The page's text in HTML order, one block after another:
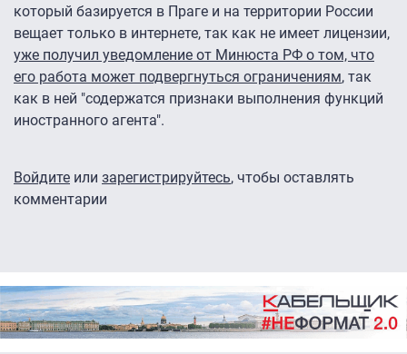
который базируется в Праге и на территории России
вещает только в интернете, так как не имеет лицензии,
уже получил уведомление от Минюста РФ о том, что
его работа может подвергнуться ограничениям, так
как в ней "содержатся признаки выполнения функций
иностранного агента".
Войдите или зарегистрируйтесь, чтобы оставлять
комментарии